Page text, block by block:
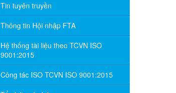
Tin tuyên truyền
Thông tin Hội nhập FTA
Hệ thống tài liệu theo TCVN ISO
9001:2015
Công tác ISO TCVN ISO 9001:2015